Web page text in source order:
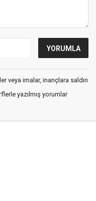
veya imalar, inançlara saldırı
yazılmış yorumlar